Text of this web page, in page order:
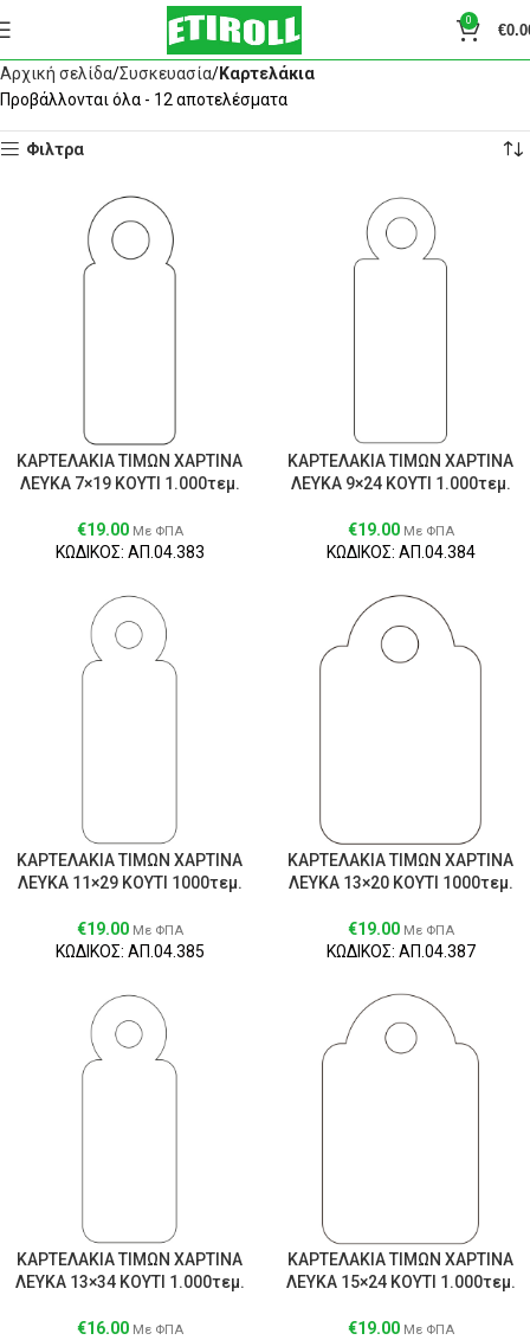
0
€
Αρχική σελίδα Συσκευασία Καρτελάκια
Προβάλλονται όλα - 12 αποτελέσματα
Φιλτρα
ΚΑΡΤΕΛΑΚΙΑ ΤΙΜΩΝ ΧΑΡΤΙΝΑ
ΛΕΥΚΑ 7×19 ΚΟΥΤΙ 1.000τεμ.
€19.00 Με ΦΠΑ
ΚΩΔΙΚΟΣ: ΑΠ.04.383
ΚΑΡΤΕΛΑΚΙΑ ΤΙΜΩΝ ΧΑΡΤΙΝΑ
ΛΕΥΚΑ 9×24 ΚΟΥΤΙ 1.000τεμ.
€19.00 Με ΦΠΑ
ΚΩΔΙΚΟΣ: ΑΠ.04.384
ΚΑΡΤΕΛΑΚΙΑ ΤΙΜΩΝ ΧΑΡΤΙΝΑ
ΛΕΥΚΑ 11×29 ΚΟΥΤΙ 1000τεμ.
€19.00 Με ΦΠΑ
ΚΩΔΙΚΟΣ: ΑΠ.04.385
ΚΑΡΤΕΛΑΚΙΑ ΤΙΜΩΝ ΧΑΡΤΙΝΑ
ΛΕΥΚΑ 13×20 ΚΟΥΤΙ 1000τεμ.
€19.00 Με ΦΠΑ
ΚΩΔΙΚΟΣ: ΑΠ.04.387
ΚΑΡΤΕΛΑΚΙΑ ΤΙΜΩΝ ΧΑΡΤΙΝΑ
ΛΕΥΚΑ 13×34 ΚΟΥΤΙ 1.000τεμ.
€16.00 Με ΦΠΑ
ΚΑΡΤΕΛΑΚΙΑ ΤΙΜΩΝ ΧΑΡΤΙΝΑ
ΛΕΥΚΑ 15×24 ΚΟΥΤΙ 1.000τεμ.
€19.00 Με ΦΠΑ